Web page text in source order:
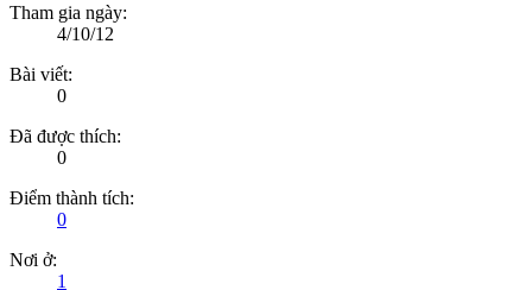
Tham gia ngày:
4/10/12
Bài viết:
0
Đã được thích:
0
Điểm thành tích:
0
Nơi ở:
1